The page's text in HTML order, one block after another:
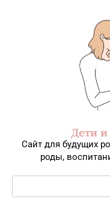
Дети
Сайт для будущих
роды,
Поиск: